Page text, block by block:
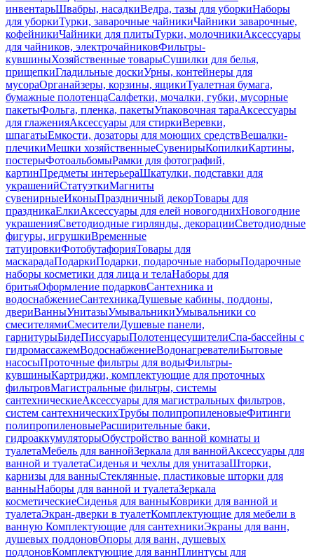
инвентарьШвабры, насадкиВедра, тазы для уборкиНаборы
для уборкиТурки, заварочные чайникиЧайники заварочные,
кофейникиЧайники для плитыТурки, молочникиАксессуары
для чайников, электрочайниковФильтры-
кувшиныХозяйственные товарыСушилки для белья,
прищепкиГладильные доскиУрны, контейнеры для
мусораОрганайзеры, корзины, ящикиТуалетная бумага,
бумажные полотенцаСалфетки, мочалки, губки, мусорные
пакетыФольга, пленка, пакетыУпаковочная тараАксессуары
для глаженияАксессуары для стиркиВеревки,
шпагатыЕмкости, дозаторы для моющих средствВешалки-
плечикиМешки хозяйственныеСувенирыКопилкиКартины,
постерыФотоальбомыРамки для фотографий,
картинПредметы интерьераШкатулки, подставки для
украшенийСтатуэткиМагниты
сувенирныеИконыПраздничный декорТовары для
праздникаЕлкиАксессуары для елей новогоднихНовогодние
украшенияСветодиодные гирлянды, декорацииСветодиодные
фигуры, игрушкиВременные
татуировкиФотобутафорияТовары для
маскарадаПодаркиПодарки, подарочные наборыПодарочные
наборы косметики для лица и телаНаборы для
бритьяОформление подарковСантехника и
водоснабжениеСантехникаДушевые кабины, поддоны,
двериВанныУнитазыУмывальникиУмывальники со
смесителямиСмесителиДушевые панели,
гарнитурыБидеПиссуарыПолотенцесушителиСпа-бассейны с
гидромассажемВодоснабжениеВодонагревателиБытовые
насосыПроточные фильтры для водыФильтры-
кувшиныКартриджи, комплектующие для проточных
фильтровМагистральные фильтры, системы
сантехническиеАксессуары для магистральных фильтров,
систем сантехническихТрубы полипропиленовыеФитинги
полипропиленовыеРасширительные баки,
гидроаккумуляторыОбустройство ванной комнаты и
туалетаМебель для ваннойЗеркала для ваннойАксессуары для
ванной и туалетаСиденья и чехлы для унитазаШторки,
карнизы для ванныСтеклянные, пластиковые шторки для
ванныНаборы для ванной и туалетаЗеркала
косметическиеСиденья для ванныКоврики для ванной и
туалетаЭкран-дверки в туалетКомплектующие для мебели в
ванную Комплектующие для сантехникиЭкраны для ванн,
душевых поддоновОпоры для ванн, душевых
поддоновКомплектующие для ваннПлинтусы для